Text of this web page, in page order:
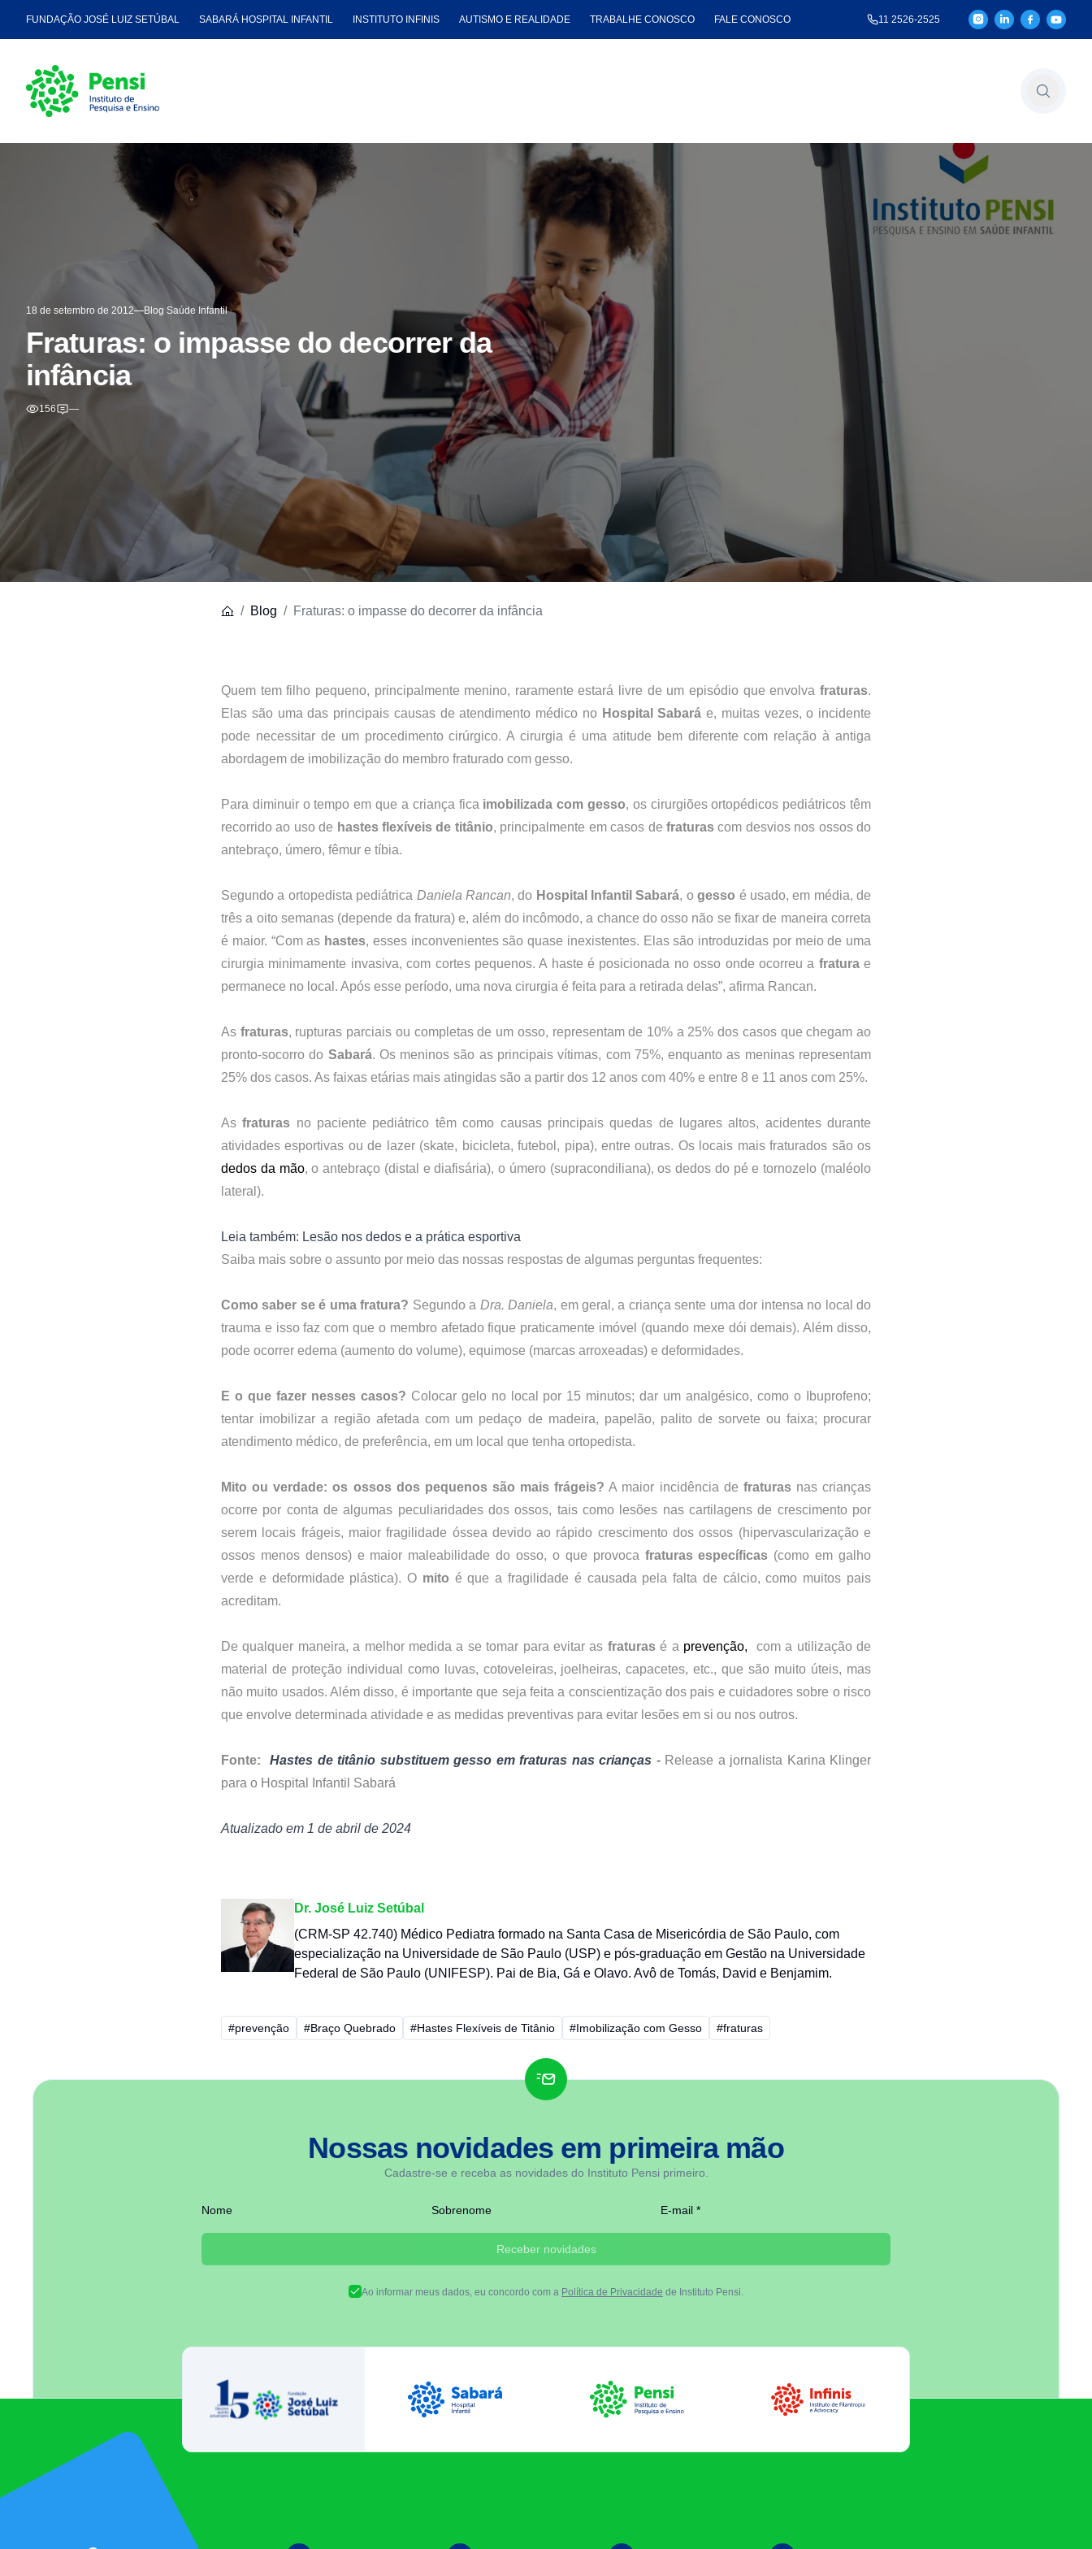
FUNDAÇÃO JOSÉ LUIZ SETÚBAL SABARÁ HOSPITAL INFANTIL INSTITUTO INFINIS AUTISMO E REALIDADE TRABALHE CONOSCO FALE CONOSCO 11 2526-2525
18 de setembro de 2012 Blog Saúde Infantil
Fraturas: o impasse do decorrer da
infância
156 —
Blog Fraturas: o impasse do decorrer da infância
Quem tem filho pequeno, principalmente menino, raramente estará livre de um episódio que envolva fraturas.
Elas são uma das principais causas de atendimento médico no Hospital Sabará e, muitas vezes, o incidente
pode necessitar de um procedimento cirúrgico. A cirurgia é uma atitude bem diferente com relação à antiga
abordagem de imobilização do membro fraturado com gesso.
Para diminuir o tempo em que a criança fica imobilizada com gesso, os cirurgiões ortopédicos pediátricos têm
recorrido ao uso de hastes flexíveis de titânio, principalmente em casos de fraturas com desvios nos ossos do
antebraço, úmero, fêmur e tíbia.
Segundo a ortopedista pediátrica Daniela Rancan, do Hospital Infantil Sabará, o gesso é usado, em média, de
três a oito semanas (depende da fratura) e, além do incômodo, a chance do osso não se fixar de maneira correta
é maior. “Com as hastes, esses inconvenientes são quase inexistentes. Elas são introduzidas por meio de uma
cirurgia minimamente invasiva, com cortes pequenos. A haste é posicionada no osso onde ocorreu a fratura e
permanece no local. Após esse período, uma nova cirurgia é feita para a retirada delas”, afirma Rancan.
As fraturas, rupturas parciais ou completas de um osso, representam de 10% a 25% dos casos que chegam ao
pronto-socorro do Sabará. Os meninos são as principais vítimas, com 75%, enquanto as meninas representam
25% dos casos. As faixas etárias mais atingidas são a partir dos 12 anos com 40% e entre 8 e 11 anos com 25%.
As fraturas no paciente pediátrico têm como causas principais quedas de lugares altos, acidentes durante
dedos da mão, o antebraço (distal e diafisária), o úmero (supracondiliana), os dedos do pé e tornozelo (maléolo
lateral).
Leia também: Lesão nos dedos e a prática esportiva
Saiba mais sobre o assunto por meio das nossas respostas de algumas perguntas frequentes:
Como saber se é uma fratura? Segundo a Dra. Daniela, em geral, a criança sente uma dor intensa no local do
trauma e isso faz com que o membro afetado fique praticamente imóvel (quando mexe dói demais). Além disso,
pode ocorrer edema (aumento do volume), equimose (marcas arroxeadas) e deformidades.
E o que fazer nesses casos? Colocar gelo no local por 15 minutos; dar um analgésico, como o Ibuprofeno;
tentar imobilizar a região afetada com um pedaço de madeira, papelão, palito de sorvete ou faixa; procurar
atendimento médico, de preferência, em um local que tenha ortopedista.
Mito ou verdade: os ossos dos pequenos são mais frágeis? A maior incidência de fraturas nas crianças
ocorre por conta de algumas peculiaridades dos ossos, tais como lesões nas cartilagens de crescimento por
serem locais frágeis, maior fragilidade óssea devido ao rápido crescimento dos ossos (hipervascularização e
ossos menos densos) e maior maleabilidade do osso, o que provoca fraturas específicas (como em galho
verde e deformidade plástica). O mito é que a fragilidade é causada pela falta de cálcio, como muitos pais
acreditam.
De qualquer maneira, a melhor medida a se tomar para evitar as fraturas é a prevenção,
com a utilização de
material de proteção individual como luvas, cotoveleiras, joelheiras, capacetes, etc., que são muito úteis, mas
não muito usados. Além disso, é importante que seja feita a conscientização dos pais e cuidadores sobre o risco
que envolve determinada atividade e as medidas preventivas para evitar lesões em si ou nos outros.
Fonte: Hastes de titânio substituem gesso em fraturas nas crianças - Release a jornalista Karina Klinger
para o Hospital Infantil Sabará
Atualizado em 1 de abril de 2024
Dr. José Luiz Setúbal
(CRM-SP 42.740) Médico Pediatra formado na Santa Casa de Misericórdia de São Paulo, com
especialização na Universidade de São Paulo (USP) e pós-graduação em Gestão na Universidade
Federal de São Paulo (UNIFESP). Pai de Bia, Gá e Olavo. Avô de Tomás, David e Benjamim.
#prevenção #Braço Quebrado #Hastes Flexíveis de Titânio #Imobilização com Gesso #fraturas
Nossas novidades em primeira mão
Cadastre-se e receba as novidades do Instituto Pensi primeiro.
Nome Sobrenome E-mail *
Receber novidades
Ao informar meus dados, eu concordo com a Política de Privacidade de Instituto Pensi.
Fundação José Luiz Egydio SetúbalSabará Hospital Infantil Instituto Pensi Infinis